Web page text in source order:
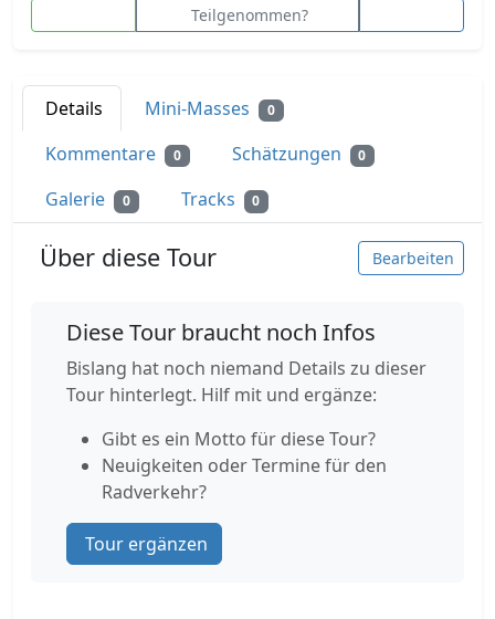
Teilgenommen?
Details Mini-Masses 0
Kommentare 0 Schätzungen 0
Galerie 0 Tracks 0
Über diese Tour Bearbeiten
Diese Tour braucht noch Infos
Bislang hat noch niemand Details zu dieser
Tour hinterlegt. Hilf mit und ergänze:
Gibt es ein Motto für diese Tour?
Neuigkeiten oder Termine für den
Radverkehr?
Tour ergänzen